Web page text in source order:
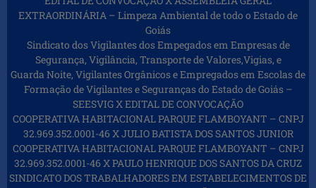
EXTRAORDINÁRIA – Limpeza Ambiental de todo o Estado de
Goiás
Sindicato dos Vigilantes dos Empegados em Empresas de
Segurança, Vigilância, Transporte de Valores,Vigias, e
Guarda Noite, Vigilantes Orgânicos e Empregados em Escolas de
Formação de Vigilantes e Seguranças do Estado de Goiás –
SEESVIG X EDITAL DE CONVOCAÇÃO
COOPERATIVA HABITACIONAL PARQUE FLAMBOYANT – CNPJ
32.969.352.0001-46 X JULIO BATISTA DOS SANTOS JUNIOR
COOPERATIVA HABITACIONAL PARQUE FLAMBOYANT – CNPJ
32.969.352.0001-46 X PAULO HENRIQUE DOS SANTOS DA CRUZ
SINDICATO DOS TRABALHADORES EM ESTABELECIMENTOS DE